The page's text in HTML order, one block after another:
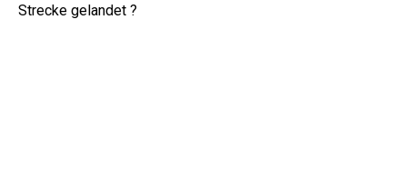
Strecke gelandet ?